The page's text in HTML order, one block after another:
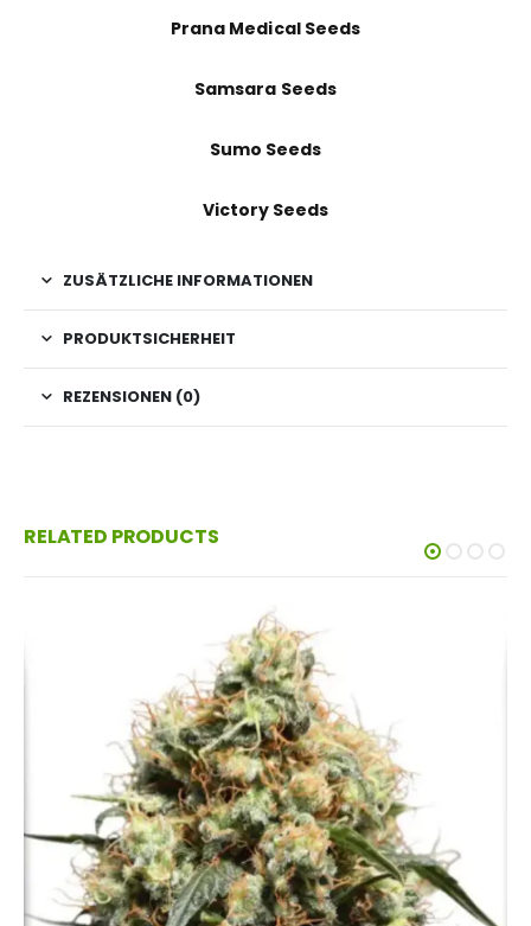
Prana Medical Seeds
Samsara Seeds
Sumo Seeds
Victory Seeds
ZUSÄTZLICHE INFORMATIONEN
PRODUKTSICHERHEIT
REZENSIONEN (0)
RELATED PRODUCTS